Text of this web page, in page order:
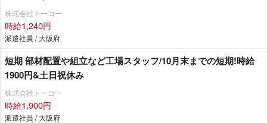
株式会社トーコー
時給1,240円
派遣社員 / 大阪府
短期 部材配置や組立など工場スタッフ/10月末までの短期!時給
1900円&土日祝休み
株式会社トーコー
時給1,900円
派遣社員 / 大阪府